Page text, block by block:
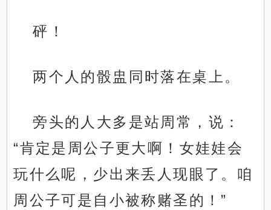
砰！
两个人的骰盅同时落在桌上。
旁头的人大多是站周常，说：
“肯定是周公子更大啊！女娃娃会
玩什么呢，少出来丢人现眼了。咱
周公子可是自小被称赌圣的！”